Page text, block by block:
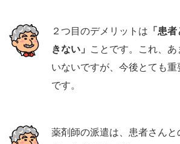
２つ目のデメリットは 「患
きない」
ことです。これ、
いないですが、今後とても重
です。
薬剤師の派遣は、患者さんと